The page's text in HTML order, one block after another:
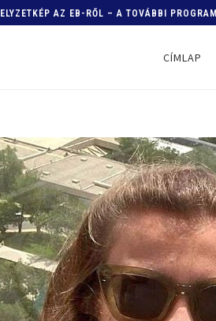
AZ EB-RŐL – A TOVÁBBI PROGRAM
CÍMLAP